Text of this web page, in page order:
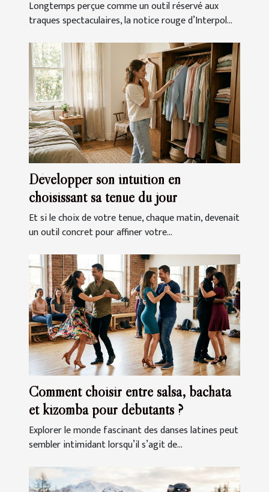
Longtemps perçue comme un outil réservé aux
traques spectaculaires, la notice rouge d’Interpol...
Développer son intuition en
choisissant sa tenue du jour
Et si le choix de votre tenue, chaque matin, devenait
un outil concret pour affiner votre...
Comment choisir entre salsa, bachata
et kizomba pour débutants ?
Explorer le monde fascinant des danses latines peut
sembler intimidant lorsqu’il s’agit de...